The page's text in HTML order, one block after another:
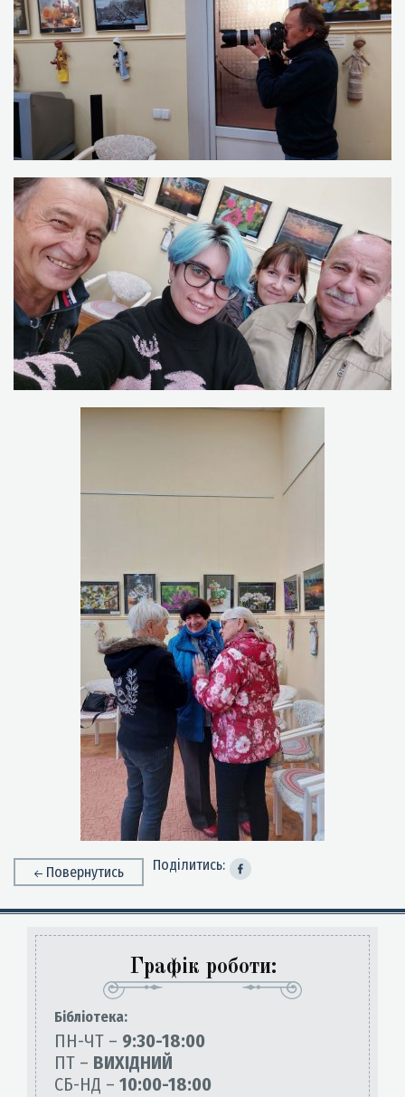
Повернутись Поділитись:
Графік роботи:
Бiблiотека:
ПН-ЧТ – 9:30-18:00
ПТ – ВИХІДНИЙ
СБ-НД – 10:00-18:00